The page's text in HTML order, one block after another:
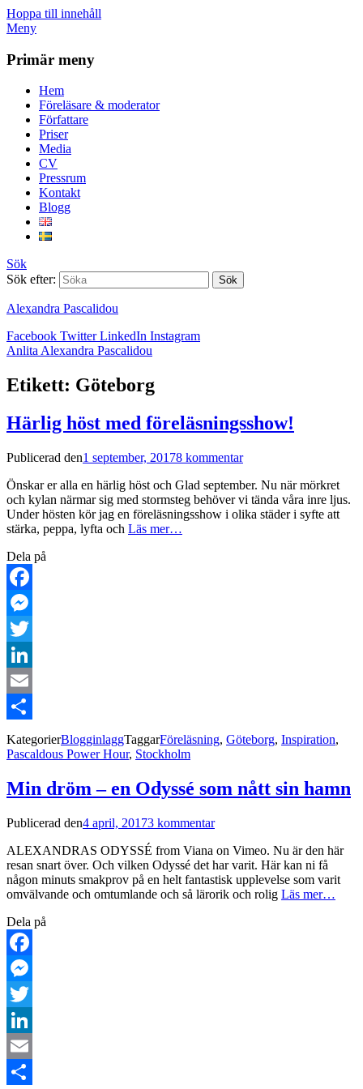
Hoppa till innehåll
Meny
Primär meny
Hem
Föreläsare & moderator
Författare
Priser
Media
CV
Pressrum
Kontakt
Blogg
Sök
Sök efter:
Alexandra Pascalidou
Facebook Twitter LinkedIn Instagram
Anlita Alexandra Pascalidou
Etikett: Göteborg
Härlig höst med föreläsningsshow!
Publicerad den1 september, 20178 kommentar
Önskar er alla en härlig höst och Glad september. Nu när mörkret
och kylan närmar sig med stormsteg behöver vi tända våra inre ljus.
Under hösten kör jag en föreläsningsshow i olika städer i syfte att
stärka, peppa, lyfta och Läs mer…
Dela på
Facebook
Messenger
Twitter
LinkedIn
Email
Dela
KategorierBlogginlaggTaggarFöreläsning, Göteborg, Inspiration,
Pascaldous Power Hour, Stockholm
Min dröm – en Odyssé som nått sin hamn
Publicerad den4 april, 20173 kommentar
ALEXANDRAS ODYSSÉ from Viana on Vimeo. Nu är den här
resan snart över. Och vilken Odyssé det har varit. Här kan ni få
någon minuts smakprov på en helt fantastisk upplevelse som varit
omvälvande och omtumlande och så lärorik och rolig Läs mer…
Dela på
Facebook
Messenger
Twitter
LinkedIn
Email